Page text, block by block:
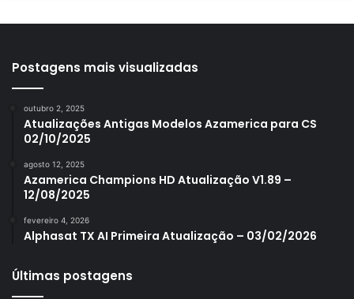
Azamerica S1005
Azamerica S1006 Plus
Azamerica S1007 New
Azamerica S1007 Plus
Azamerica S1009
Azamerica S2005
Postagens mais visualizadas
outubro 2, 2025
Atualizações Antigas Modelos Azamerica para CS
02/10/2025
agosto 12, 2025
Azamerica Champions HD Atualização V1.89 –
12/08/2025
fevereiro 4, 2026
Alphasat TX AI Primeira Atualização – 03/02/2026
Últimas postagens